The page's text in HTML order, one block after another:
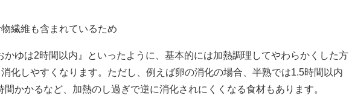
繊維も含まれているため
かゆは2時間以内』といったように、基本的には加熱調理してやわらかくした方
化しやすくなります。ただし、例えば卵の消化の場合、半熟では1.5時間以内
かかるなど、加熱のし過ぎで逆に消化されにくくなる食材もあります。